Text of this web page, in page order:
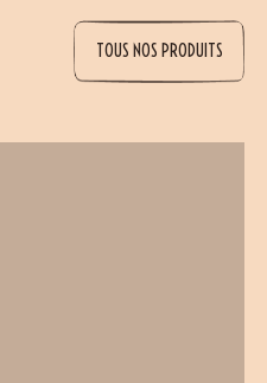
TOUS NOS PRODUITS